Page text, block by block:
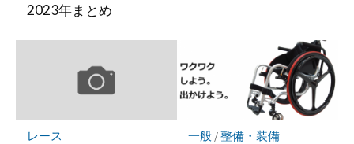
2023年まとめ
レース 一般/整備・装備